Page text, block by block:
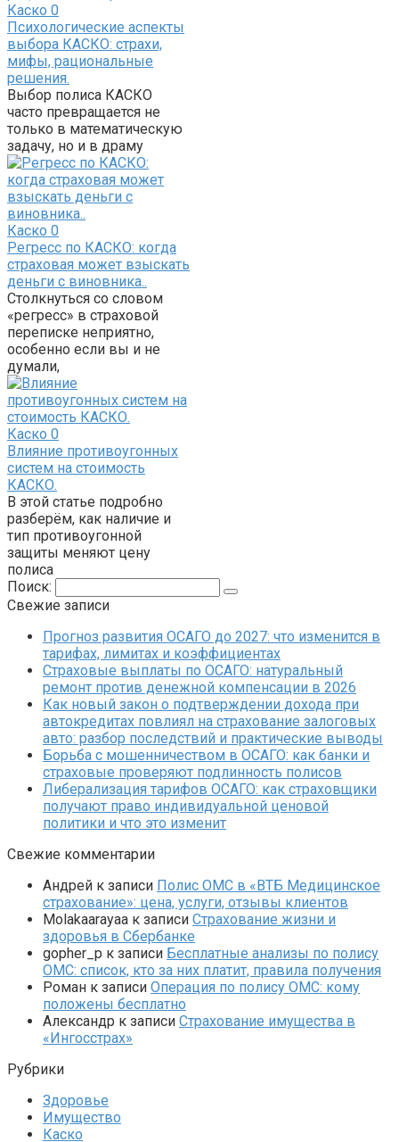
Каско 0
Психологические аспекты
выбора КАСКО: страхи,
мифы, рациональные
решения.
Выбор полиса КАСКО
часто превращается не
только в математическую
задачу, но и в драму
Каско 0
Регресс по КАСКО: когда
страховая может взыскать
деньги с виновника..
Столкнуться со словом
«регресс» в страховой
переписке неприятно,
особенно если вы и не
думали,
Каско 0
Влияние противоугонных
систем на стоимость
КАСКО.
В этой статье подробно
разберём, как наличие и
тип противоугонной
защиты меняют цену
полиса
Поиск:
Свежие записи
Прогноз развития ОСАГО до 2027: что изменится в
тарифах, лимитах и коэффициентах
Страховые выплаты по ОСАГО: натуральный
ремонт против денежной компенсации в 2026
Как новый закон о подтверждении дохода при
автокредитах повлиял на страхование залоговых
авто: разбор последствий и практические выводы
Борьба с мошенничеством в ОСАГО: как банки и
страховые проверяют подлинность полисов
Либерализация тарифов ОСАГО: как страховщики
получают право индивидуальной ценовой
политики и что это изменит
Свежие комментарии
Андрей к записи Полис ОМС в «ВТБ Медицинское
страхование»: цена, услуги, отзывы клиентов
Molakaarayaa к записи Страхование жизни и
здоровья в Сбербанке
gopher_p к записи Бесплатные анализы по полису
ОМС: список, кто за них платит, правила получения
Роман к записи Операция по полису ОМС: кому
положены бесплатно
Александр к записи Страхование имущества в
«Ингосстрах»
Рубрики
Здоровье
Имущество
Каско